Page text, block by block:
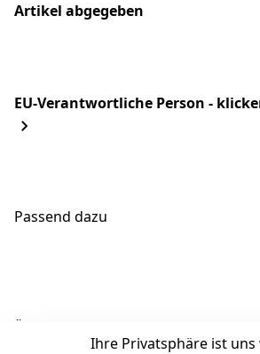
Artikel abgegeben
EU-Verantwortliche Person -
Passend dazu
Ähnliche Produkte
Ihre Privatsphäre ist